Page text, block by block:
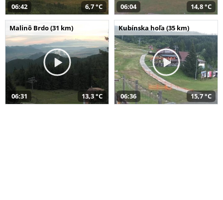
06:42 6,7 °C 06:04 14,8 °C
Malinô Brdo (31 km)
06:31 13,3 °C
Kubínska hoľa (35 km)
06:36 15,7 °C